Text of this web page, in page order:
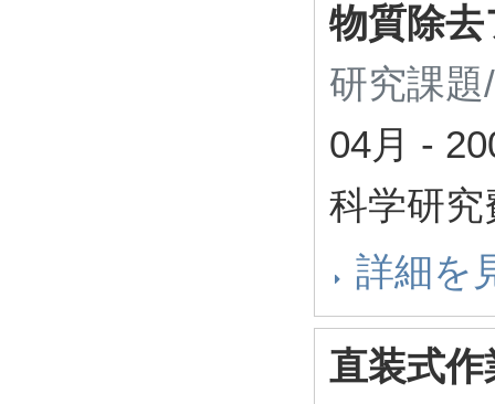
物質除
研究課
04月 -
科学研
詳細を
直装式